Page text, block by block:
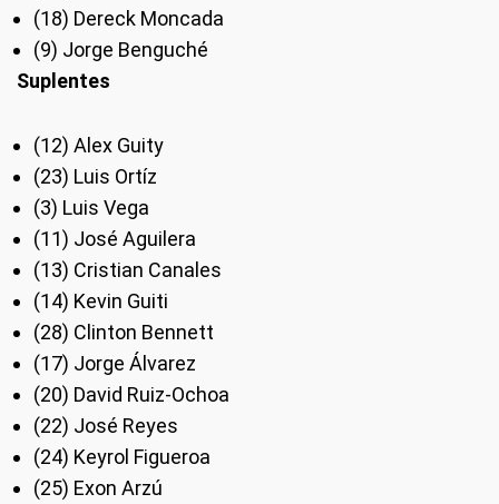
(18) Dereck Moncada
(9) Jorge Benguché
Suplentes
(12) Alex Guity
(23) Luis Ortíz
(3) Luis Vega
(11) José Aguilera
(13) Cristian Canales
(14) Kevin Guiti
(28) Clinton Bennett
(17) Jorge Álvarez
(20) David Ruiz-Ochoa
(22) José Reyes
(24) Keyrol Figueroa
(25) Exon Arzú